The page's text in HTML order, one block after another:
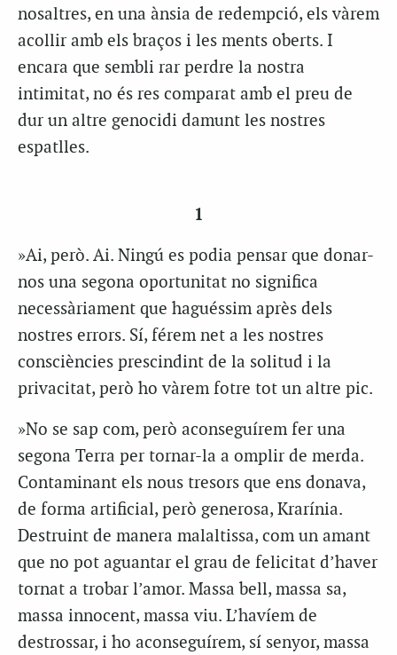
nosaltres, en una ànsia de redempció, els vàrem
acollir amb els braços i les ments oberts. I
encara que sembli rar perdre la nostra
intimitat, no és res comparat amb el preu de
dur un altre genocidi damunt les nostres
espatlles.
1
»Ai, però. Ai. Ningú es podia pensar que donar-
nos una segona oportunitat no significa
necessàriament que haguéssim après dels
nostres errors. Sí, férem net a les nostres
consciències prescindint de la solitud i la
privacitat, però ho vàrem fotre tot un altre pic.
»No se sap com, però aconseguírem fer una
segona Terra per tornar-la a omplir de merda.
Contaminant els nous tresors que ens donava,
de forma artificial, però generosa, Krarínia.
Destruint de manera malaltissa, com un amant
que no pot aguantar el grau de felicitat d’haver
tornat a trobar l’amor. Massa bell, massa sa,
massa innocent, massa viu. L’havíem de
destrossar, i ho aconseguírem, sí senyor, massa